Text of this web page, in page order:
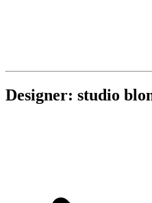
Designer: studio